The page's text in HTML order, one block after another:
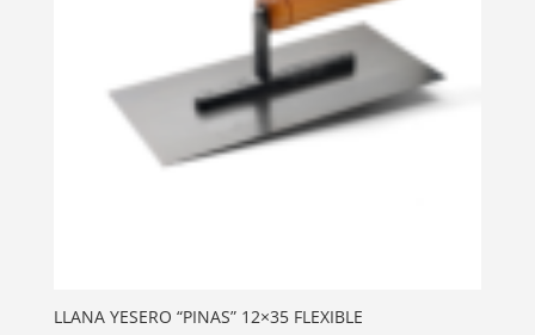
LLANA YESERO “PINAS” 12×35 FLEXIBLE